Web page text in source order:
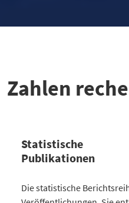
Zahlen
Statistische
Publikationen
Kategorie
Anzahl
Die statistische